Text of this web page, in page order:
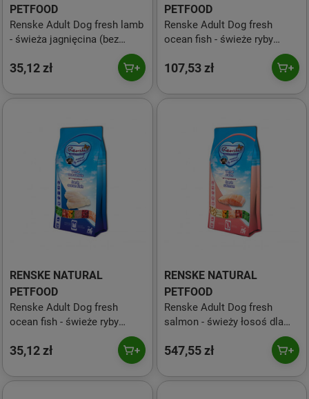
PETFOOD
Renske Adult Dog fresh lamb
- świeża jagnięcina (bez
35,12 zł
PETFOOD
Renske Adult Dog fresh
ocean fish - świeże ryby
oceaniczne dla dorosłych
psów 2 kg
107,53 zł
RENSKE NATURAL
PETFOOD
Renske Adult Dog fresh
ocean fish - świeże ryby
oceaniczne dla dorosłych
psów 600 g
35,12 zł
RENSKE NATURAL
PETFOOD
Renske Adult Dog fresh
salmon - świeży łosoś dla
dorosłych psów (bez zbóż)
12 kg
547,55 zł